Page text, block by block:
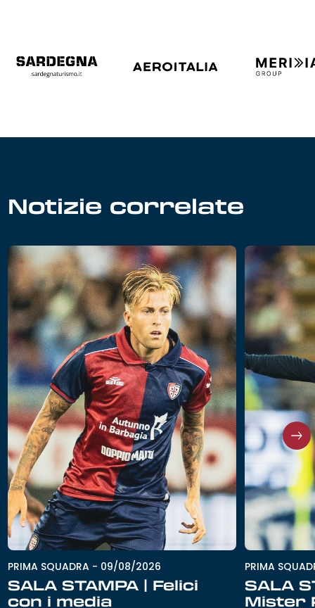
Notizie correlate
PRIMA SQUADRA - 09/08/2026
SALA STAMPA | Felici
con i media
PRIMA
SALA
Mister